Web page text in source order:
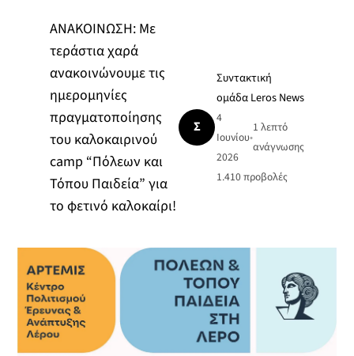
ΑΝΑΚΟΙΝΩΣΗ: Με
τεράστια χαρά
ανακοινώνουμε τις
ημερομηνίες
πραγματοποίησης
του καλοκαιρινού
camp “Πόλεων και
Τόπου Παιδεία” για
το φετινό καλοκαίρι!
Σ
Συντακτική
ομάδα Leros News
4
Ιουνίου
2026
•
1 λεπτό
ανάγνωσης
1.410προβολές